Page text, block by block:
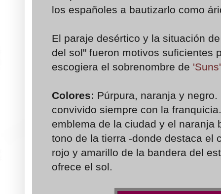
los españoles a bautizarlo como
El paraje desértico y la situación
del sol" fueron motivos suficientes
escogiera el sobrenombre de 'Suns'
Colores: Púrpura, naranja y
convivido siempre con la
emblema de la ciudad y el naranja
tono de la tierra -donde destaca el
rojo y amarillo de la bandera del
ofrece el sol.